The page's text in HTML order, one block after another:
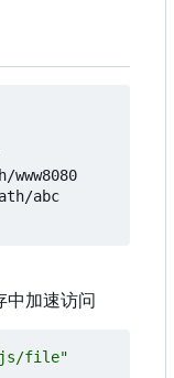
www8080
abc
中加速访问
file"